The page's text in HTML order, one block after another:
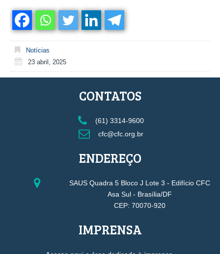
Notícias
23 abril, 2025
CONTATOS
(61) 3314-9600
cfc@cfc.org.br
ENDEREÇO
SAUS Quadra 5 Bloco J Lote 3 - Edifício CFC
Asa Sul - Brasília/DF
CEP: 70070-920
IMPRENSA